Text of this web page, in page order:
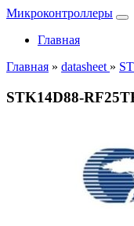
Микроконтроллеры
Главная
Главная » datasheet »
STK14D88-